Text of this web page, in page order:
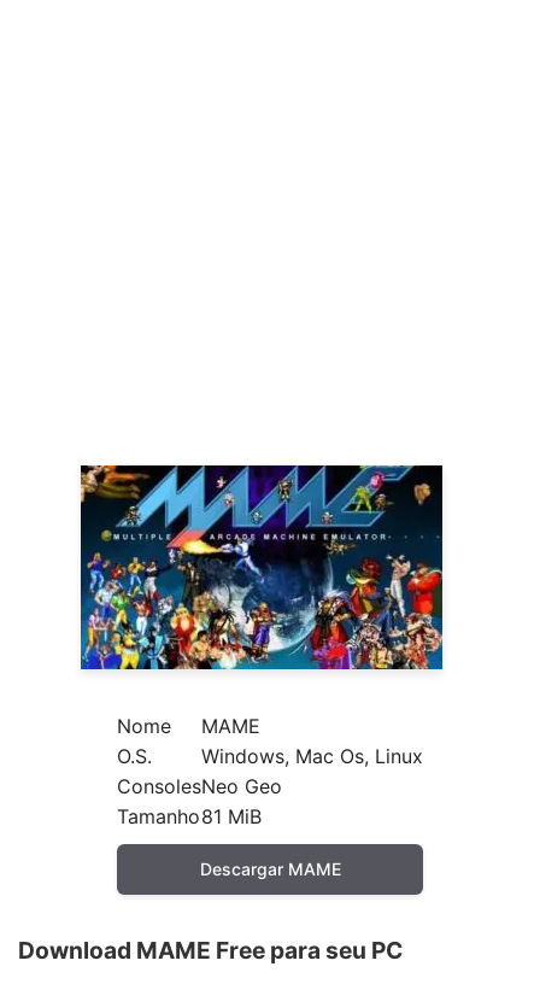
Nome
MAME
O.S.
Windows, Mac Os, Linux
ConsolesNeo Geo
Tamanho81 MiB
Descargar MAME
Download MAME Free para seu PC